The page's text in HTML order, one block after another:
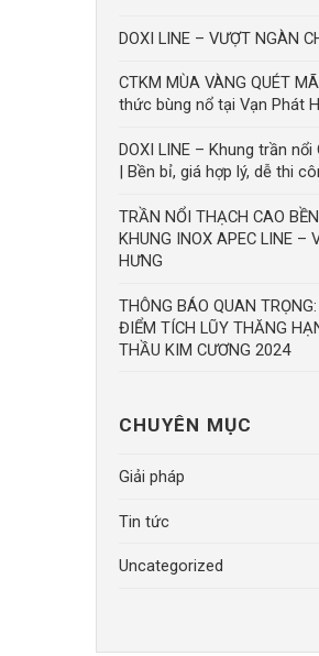
DOXI LINE – VƯỢT NGÀN
CTKM MÙA VÀNG QUÉT
thức bùng nổ tại Vạn Phát
DOXI LINE – Khung trần nổi
| Bền bỉ, giá hợp lý, dễ thi
TRẦN NỔI THẠCH CAO
KHUNG INOX APEC LINE –
HƯNG
THÔNG BÁO QUAN
ĐIỂM TÍCH LŨY THĂNG
THẦU KIM CƯƠNG 2024
CHUYÊN MỤC
Giải pháp
Tin tức
Uncategorized